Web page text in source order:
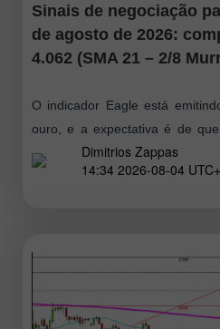
Sinais de negociação
de agosto de 2026:
4.062 (SMA 21 – 2/8
O indicador Eagle está
ouro, e a expectativa é de
próximas horas. Portanto,
de compra enquanto
Dimitrios Zappas
14:34 2026-08-04